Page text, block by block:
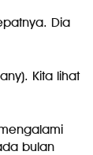
Dia
Kita lihat
bulan